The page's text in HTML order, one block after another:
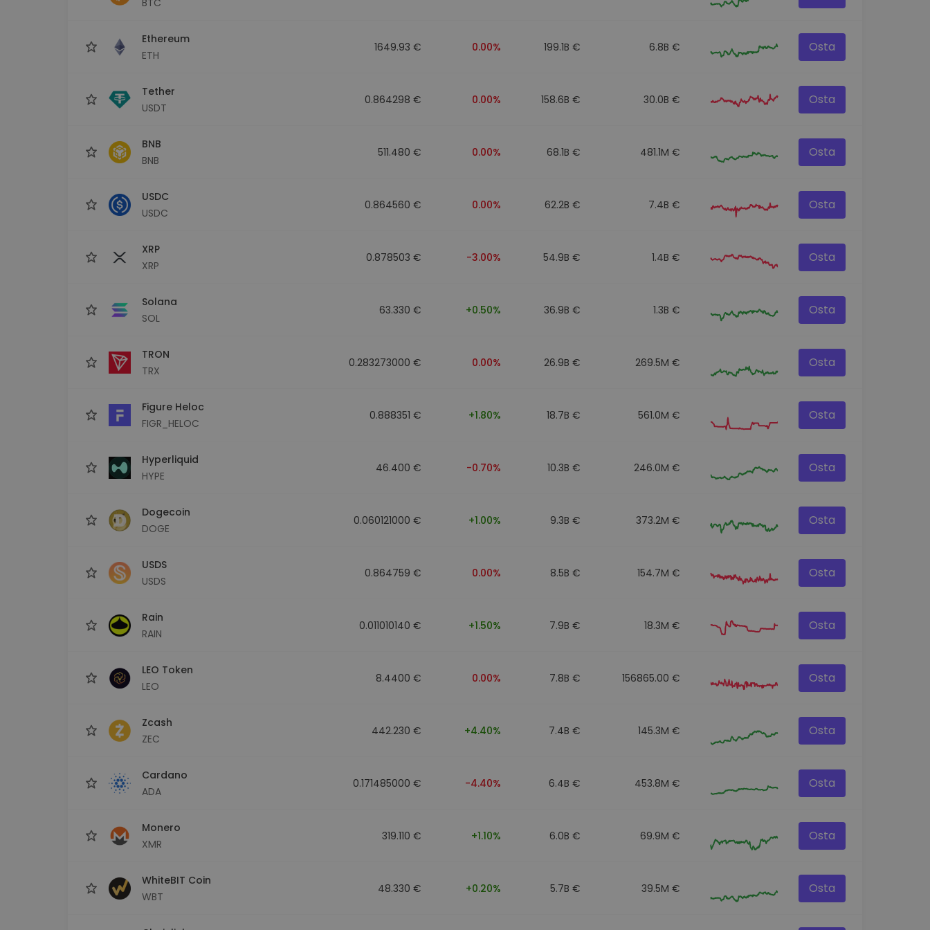
Ethereum
ETH
1649.93 € 0.00% 199.1B € 6.8B € Osta
Tether
USDT
0.864298 € 0.00% 158.6B € 30.0B € Osta
BNB
BNB
511.480 € 0.00% 68.1B € 481.1M € Osta
USDC
USDC
0.864560 € 0.00% 62.2B € 7.4B € Osta
XRP
XRP
0.878503 € -3.00% 54.9B € 1.4B € Osta
Solana
SOL
63.330 € +0.50% 36.9B € 1.3B € Osta
TRON
TRX
0.283273000 € 0.00% 26.9B € 269.5M € Osta
Figure Heloc
FIGR_HELOC
0.888351 € +1.80% 18.7B € 561.0M € Osta
Hyperliquid
HYPE
46.400 € -0.70% 10.3B € 246.0M € Osta
Dogecoin
DOGE
0.060121000 € +1.00% 9.3B € 373.2M € Osta
USDS
USDS
0.864759 € 0.00% 8.5B € 154.7M € Osta
Rain
RAIN
0.011010140 € +1.50% 7.9B € 18.3M € Osta
LEO Token
LEO
8.4400 € 0.00% 7.8B € 156865.00 € Osta
Zcash
ZEC
442.230 € +4.40% 7.4B € 145.3M € Osta
Cardano
ADA
0.171485000 € -4.40% 6.4B € 453.8M € Osta
Monero
XMR
319.110 € +1.10% 6.0B € 69.9M € Osta
WhiteBIT Coin
WBT
48.330 € +0.20% 5.7B € 39.5M € Osta